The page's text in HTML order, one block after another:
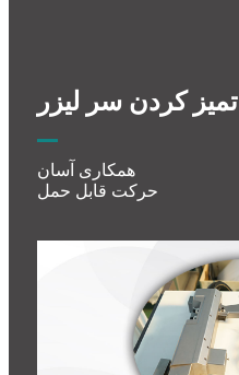
تمیز کردن سر لیزر
همکاری آسان
حرکت قابل حمل